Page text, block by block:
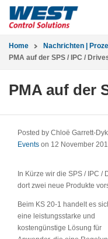
Home
Nachrichten |
PMA auf der SPS / IPC /
PMA auf der
Posted by Chloë Garrett-
Events on 12 November
In Kürze wir die SPS / IPC /
dort zwei neue Produkte
Beim KS 20-1 handelt es
eine leistungsstarke und
kostengünstige Lösung für